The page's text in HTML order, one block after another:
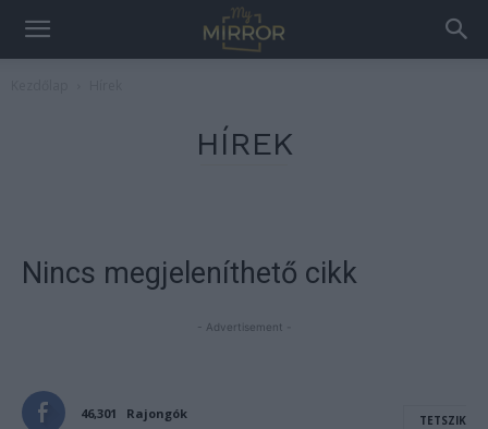
HÍREK
Nincs megjeleníthető cikk
- Advertisement -
46,301 Rajongók TETSZIK